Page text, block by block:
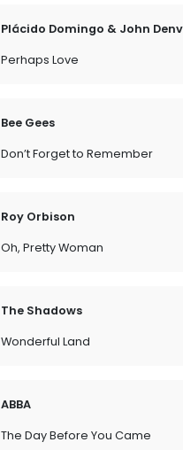
Plácido Domingo & John
Perhaps Love
Bee Gees
Don’t Forget to Remember
Roy Orbison
Oh, Pretty Woman
The Shadows
Wonderful Land
ABBA
The Day Before You Came